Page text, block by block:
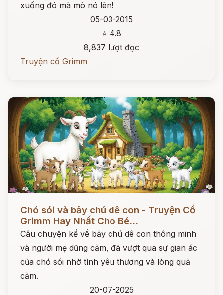
xuống đó mà mò nó lên!
05-03-2015
⭐ 4.8
8,837 lượt đọc
Truyện cổ Grimm
Chó sói và bảy chú dê con - Truyện Cổ
Grimm Hay Nhất Cho Bé...
Câu chuyện kể về bảy chú dê con thông minh
và người mẹ dũng cảm, đã vượt qua sự gian ác
của chó sói nhờ tình yêu thương và lòng quả
cảm.
20-07-2025